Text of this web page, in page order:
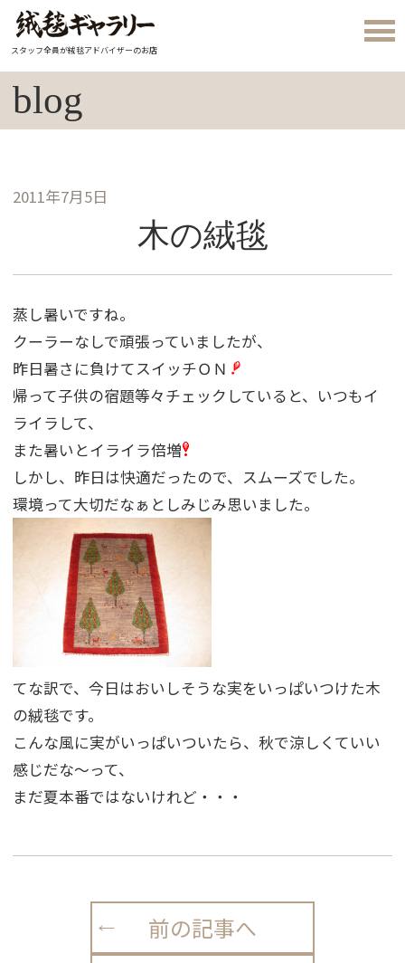
スタッフ全員が絨毯アドバイザーのお店
blog
2011年7月5日
木の絨毯
蒸し暑いですね。
クーラーなしで頑張っていましたが、
昨日暑さに負けてスイッチＯＮ
帰って子供の宿題等々チェックしていると、いつもイ
ライラして、
また暑いとイライラ倍増
しかし、昨日は快適だったので、スムーズでした。
環境って大切だなぁとしみじみ思いました。
てな訳で、今日はおいしそうな実をいっぱいつけた木
の絨毯です。
こんな風に実がいっぱいついたら、秋で涼しくていい
感じだな〜って、
まだ夏本番ではないけれど・・・
前の記事へ